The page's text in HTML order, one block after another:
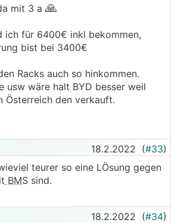
mit 3 a 🙏
ich für 6400€ inkl bekommen,
bist bei 3400€
Racks auch so hinkommen.
usw wäre halt BYD besser weil
Österreich den verkauft.
18.2.2022 (#33)
teurer so eine LÖsung gegen
BMS sind.
18.2.2022 (#34)